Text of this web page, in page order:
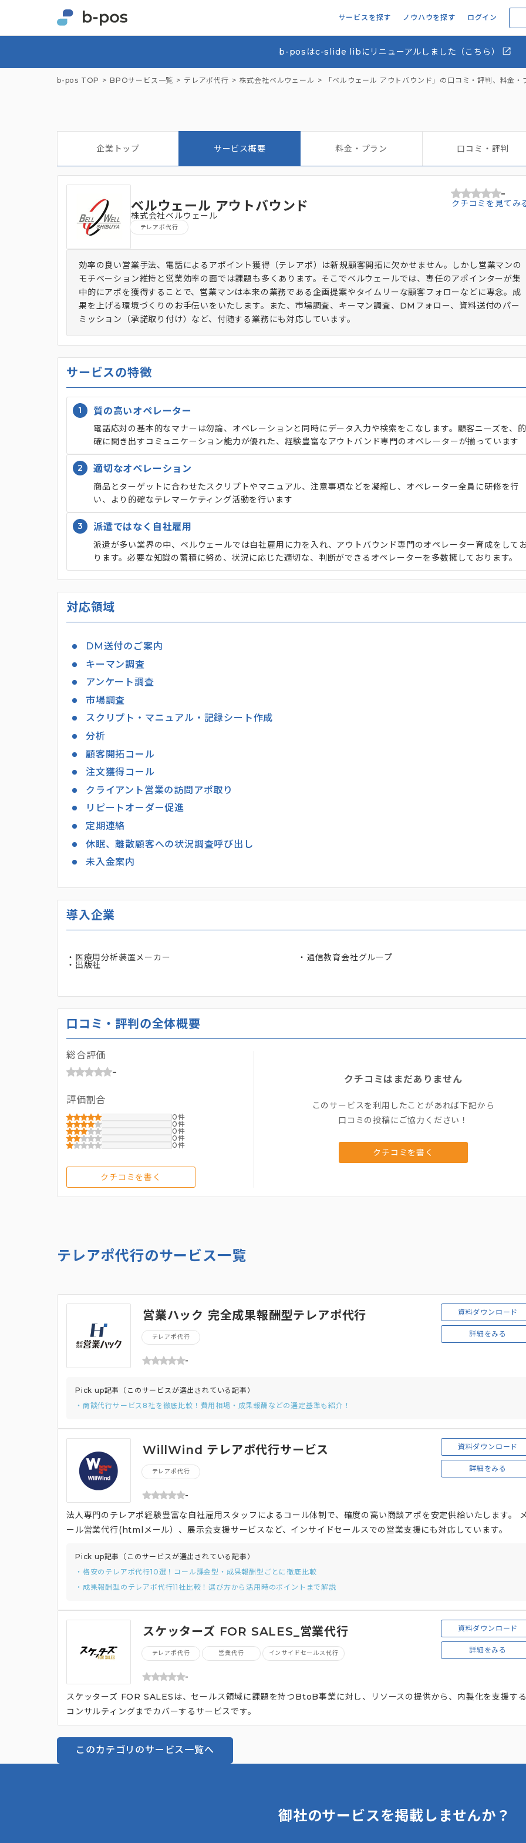
サービスを探す ノウハウを探す ログイン
b-posはc-slide libにリニューアルしました（こちら）
b-pos TOP BPOサービス一覧 テレアポ代行 株式会社ベルウェール 「ベルウェール アウトバウンド」の口コミ・評判、料金・
企業トップ サービス概要 料金・プラン 口コミ・評判
ベルウェール アウトバウンド
株式会社ベルウェール
テレアポ代行
-
クチコミを見てみ
効率の良い営業手法、電話によるアポイント獲得（テレアポ）は新規顧客開拓に欠かせません。しかし営業マンの
モチベーション維持と営業効率の面では課題も多くあります。そこでベルウェールでは、専任のアポインターが集
中的にアポを獲得することで、営業マンは本来の業務である企画提案やタイムリーな顧客フォローなどに専念。成
果を上げる環境づくりのお手伝いをいたします。また、市場調査、キーマン調査、DMフォロー、資料送付のパー
ミッション（承諾取り付け）など、付随する業務にも対応しています。
サービスの特徴
1 質の高いオペレーター
電話応対の基本的なマナーは勿論、オペレーションと同時にデータ入力や検索をこなします。顧客ニーズを、的
確に聞き出すコミュニケーション能力が優れた、経験豊富なアウトバンド専門のオペレーターが揃っています
2 適切なオペレーション
商品とターゲットに合わせたスクリプトやマニュアル、注意事項などを凝縮し、オペレーター全員に研修を行
い、より的確なテレマーケティング活動を行います
3 派遣ではなく自社雇用
派遣が多い業界の中、ベルウェールでは自社雇用に力を入れ、アウトバウンド専門のオペレーター育成をして
ります。必要な知識の蓄積に努め、状況に応じた適切な、判断ができるオペレーターを多数擁しております。
対応領域
DM送付のご案内
キーマン調査
アンケート調査
市場調査
スクリプト・マニュアル・記録シート作成
分析
顧客開拓コール
注文獲得コール
クライアント営業の訪問アポ取り
リピートオーダー促進
定期連絡
休眠、離散顧客への状況調査呼び出し
未入金案内
導入企業
・医療用分析装置メーカー ・通信教育会社グループ
・出版社
口コミ・評判の全体概要
総合評価
-
評価割合
0
0
0
0
0
クチコミを書く
クチコミはまだありません
このサービスを利用したことがあれば下記から
口コミの投稿にご協力ください！
クチコミを書く
テレアポ代行のサービス一覧
営業ハック 完全成果報酬型テレアポ代行
テレアポ代行
-
資料ダウンロード
詳細をみる
Pick up記事（このサービスが選出されている記事）
・商談代行サービス8社を徹底比較！費用相場・成果報酬などの選定基準も紹介！
WillWind テレアポ代行サービス
テレアポ代行
-
資料ダウンロード
詳細をみる
法人専門のテレアポ経験豊富な自社雇用スタッフによるコール体制で、確度の高い商談アポを安定供給いたします。
ール営業代行(htmlメール）、展示会支援サービスなど、インサイドセールスでの営業支援にも対応しています。
Pick up記事（このサービスが選出されている記事）
・格安のテレアポ代行10選！コール課金型・成果報酬型ごとに徹底比較
・成果報酬型のテレアポ代行11社比較！選び方から活用時のポイントまで解説
スケッターズ FOR SALES_営業代行
テレアポ代行 営業代行 インサイドセールス代行
-
資料ダウンロード
詳細をみる
スケッターズ FOR SALESは、セールス領域に課題を持つBtoB事業に対し、リソースの提供から、内製化を支援す
コンサルティングまでカバーするサービスです。
このカテゴリのサービス一覧へ
御社のサービスを掲載しませんか？